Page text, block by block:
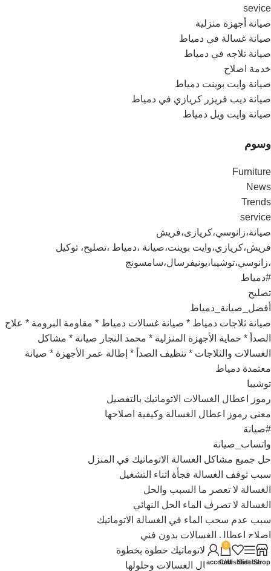
sevice
صيانة أجهزة منزلية
صيانة غسالة في دمياط
صيانة تلاجه في دمياط
خدمة اصلاح
صيانة وايت بوينت دمياط
صيانة ديب فريزر كريازي في دمياط
صيانة وايت ويل دمياط
وسوم
Furniture
News
Trends
service
صيانة،زانوسي،كريازى،فريش
فريش،كريازي،وايت بوينت،صيانة ،دمياط ،تصليح، توكيل
،زانوسي،توشيبا،يونيفرسال،سامسونج
#دمياط
تصليح
أفضل_صيانة_دمياط
صيانة ثلاجات دمياط * صيانة غسالات دمياط * مقاومة البرومة * علاج
الصدأ * حماية الأجهزة المنزلية * محمد النجار صيانة * مشاكل
الغسالات والثلاجات * تنظيف الصدأ * إطالة عمر الأجهزة * صيانة
معتمدة دمياط
توشيبا
رموز اعطال الغسالات الاتوماتيك بالتفصيل
معنى رموز اعطال الغسالة وكيفية اصلاحها
#صيانة
واتساب_صيانة
حل جميع مشاكل الغسالة الاتوماتيك في المنزل
سبب توقف الغسالة فجأة اثناء التشغيل
الغسالة لا تعصر ما السبب والحل
الغسالة لا تصرف الماء الحل النهائي
سبب عدم سحب الماء في الغسالة الاتوماتيك
اصلاح اعطال الغسالات بدون فني
صيانة الغسالات الاتوماتيك خطوة بخطوة
دليل شامل لاعطال الغسالات وحلولها
Shop
Sidebar
Wishlist
0
Cart
My account